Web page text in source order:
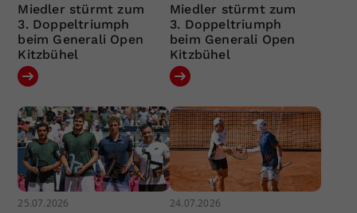
Miedler stürmt zum
3. Doppeltriumph
beim Generali Open
Kitzbühel
Miedler stürmt zum
3. Doppeltriumph
beim Generali Open
Kitzbühel
25.07.2026 24.07.2026